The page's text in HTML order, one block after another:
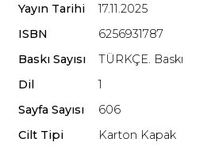
üzerinden değerlendirerek, Mao
siyasi liderlerin düşünce yapısını ve
Henry Kissinger, Soğuk Savaş
arasında köprüler kurarak, iki ülke
Yayın Tarihi
17.11.2025
ISBN
6256931787
Baskı Sayısı
TÜRKÇE. Baskı
Dil
1
Sayfa Sayısı
606
Cilt Tipi
Karton Kapak